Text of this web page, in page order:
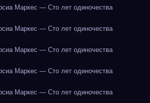
Маркес — Сто лет одиночества
Маркес — Сто лет одиночества
Маркес — Сто лет одиночества
Маркес — Сто лет одиночества
Маркес — Сто лет одиночества